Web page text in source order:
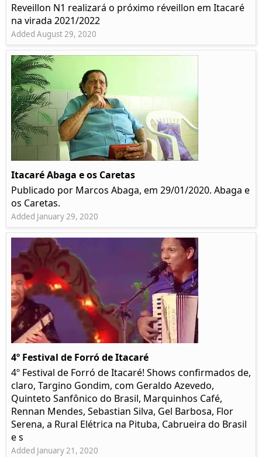
Reveillon N1 realizará o próximo réveillon em Itacaré
na virada 2021/2022
Added August 29, 2020
Itacaré Abaga e os Caretas
Publicado por Marcos Abaga, em 29/01/2020. Abaga e
os Caretas.
Added January 29, 2020
4º Festival de Forró de Itacaré
4º Festival de Forró de Itacaré! Shows confirmados de,
claro, Targino Gondim, com Geraldo Azevedo,
Quinteto Sanfônico do Brasil, Marquinhos Café,
Rennan Mendes, Sebastian Silva, Gel Barbosa, Flor
Serena, a Rural Elétrica na Pituba, Cabrueira do Brasil
e s
Added January 21, 2020